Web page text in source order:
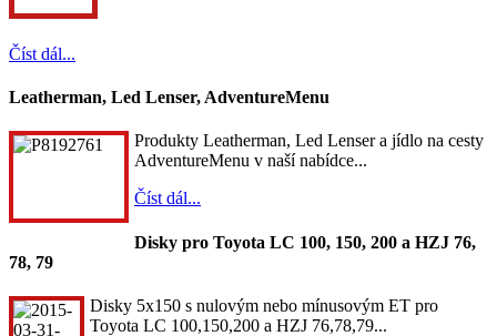
Číst dál...
Leatherman, Led Lenser, AdventureMenu
Produkty Leatherman, Led Lenser a jídlo na cesty
AdventureMenu v naší nabídce...
Číst dál...
Disky pro Toyota LC 100, 150, 200 a HZJ 76,
78, 79
Disky 5x150 s nulovým nebo mínusovým ET pro
Toyota LC 100,150,200 a HZJ 76,78,79...